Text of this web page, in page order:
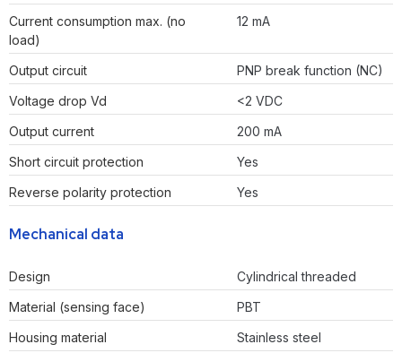
Current consumption max. (no
load)
12 mA
Output circuit
PNP break function (NC)
Voltage drop Vd
<2 VDC
Output current
200 mA
Short circuit protection
Yes
Reverse polarity protection
Yes
Mechanical data
Design
Cylindrical threaded
Material (sensing face)
PBT
Housing material
Stainless steel